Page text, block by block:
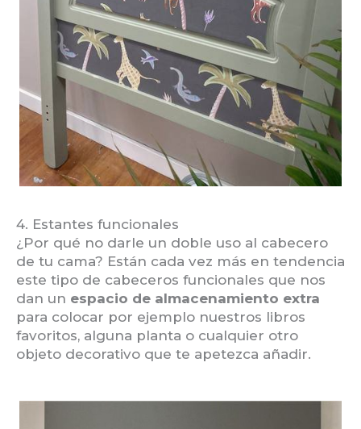
4. Estantes funcionales
¿Por qué no darle un doble uso al cabecero
de tu cama? Están cada vez más en tendencia
este tipo de cabeceros funcionales que nos
dan un espacio de almacenamiento extra
para colocar por ejemplo nuestros libros
favoritos, alguna planta o cualquier otro
objeto decorativo que te apetezca añadir.